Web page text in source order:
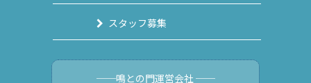
スタッフ募集
──鳴との門運営会社 ──